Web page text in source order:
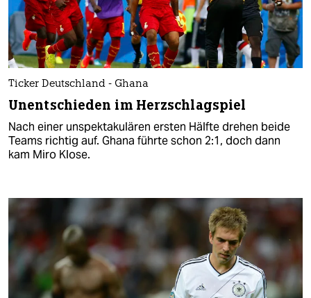
Ticker Deutschland - Ghana
Unentschieden im Herzschlagspiel
Nach einer unspektakulären ersten Hälfte drehen beide
Teams richtig auf. Ghana führte schon 2:1, doch dann
kam Miro Klose.